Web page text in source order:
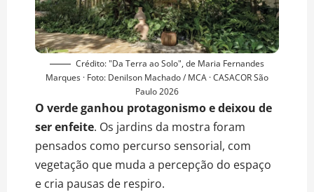
Crédito: "Da Terra ao Solo", de Maria Fernandes
Marques · Foto: Denilson Machado / MCA · CASACOR São
Paulo 2026
O verde ganhou protagonismo e deixou de
ser enfeite. Os jardins da mostra foram
pensados como percurso sensorial, com
vegetação que muda a percepção do espaço
e cria pausas de respiro.